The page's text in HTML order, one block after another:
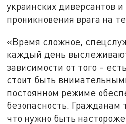
украинских диверсантов
проникновения врага на
«Время сложное,
каждый день
зависимости от того –
стоит быть
постоянном режиме
безопасность. Гражданам
что нужно быть